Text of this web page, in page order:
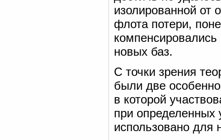
изолированной от
флота потери,
новых баз.
С точки зрения
были две
в которой
при определенных
использовано для